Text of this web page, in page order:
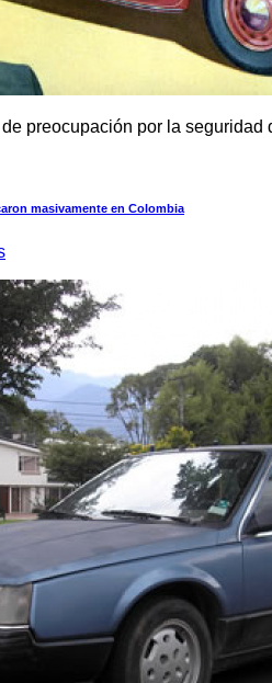
preocupación por la seguridad
masivamente en Colombia